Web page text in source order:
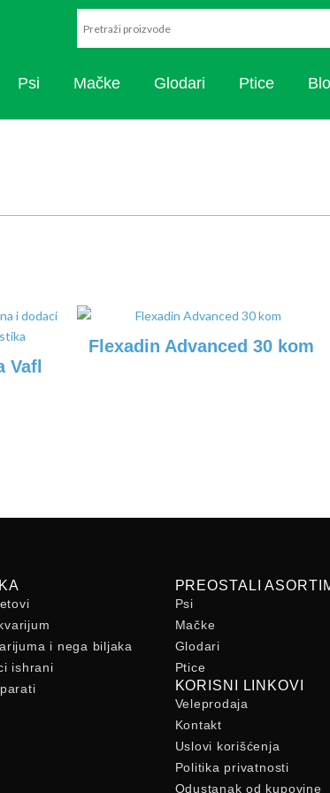
RIBICE
Psi Mačke Glodari Ptice
Vafl
Flexadin Advanced 30 kom
i nega biljaka
ishrani
PREOSTALI
Psi
Mačke
Glodari
Ptice
KORISNI LINKOVI
Veleprodaja
Kontakt
Uslovi korišćenja
Politika privatnosti
Odustanak od kupovine